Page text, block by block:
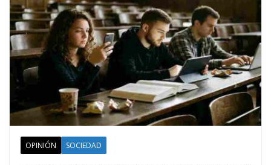
OPINIÓN SOCIEDAD